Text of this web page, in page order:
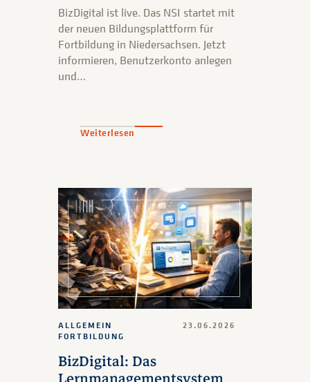
BizDigital ist live. Das NSI startet mit
der neuen Bildungsplattform für
Fortbildung in Niedersachsen. Jetzt
informieren, Benutzerkonto anlegen
und…
Weiterlesen
BizDigital: Das
ALLGEMEIN
FORTBILDUNG
23.06.2026